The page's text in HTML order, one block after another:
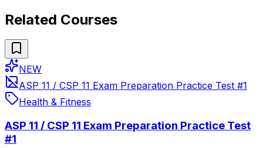
Related Courses
NEW
ASP 11 / CSP 11 Exam Preparation Practice Test #1
Health & Fitness
ASP 11 / CSP 11 Exam Preparation Practice Test
#1